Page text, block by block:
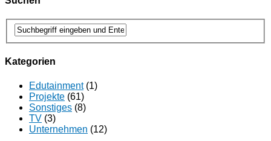
Kategorien
Edutainment(1)
Projekte (61)
Sonstiges (8)
TV (3)
Unternehmen (12)